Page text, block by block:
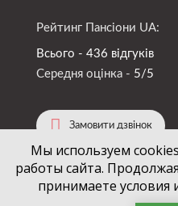
Рейтинг Пансіони UA:
Всього - 436 відгуків
Середня оцінка - 5/5
Замовити дзвінок
+38 (067) 724-94-88
Мы используем
работы сайта.
принимаете условия